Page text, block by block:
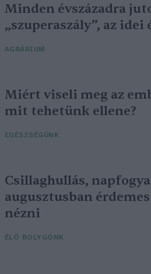
Minden évszázadra
„szuperaszály”, az idei
AGRÁRIUM
Miért viseli meg az
mit tehetünk ellene?
EGÉSZSÉGÜNK
Csillaghullás,
augusztusban érdemes
nézni
ÉLŐ BOLYGÓNK